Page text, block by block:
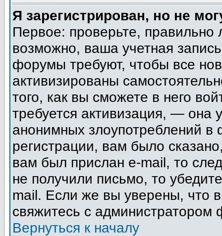
Я зарегистрирован, но не
Первое: проверьте,
возможно, ваша учетная
форумы требуют, чтобы все
активизированы
того, как вы сможете в него
требуется активизация, — она
анонимных злоупотреблений
регистрации, вам было
вам был прислан e-mail, то
не получили письмо, то
mail. Если же вы уверены, что
свяжитесь с администратором
Вернуться к началу